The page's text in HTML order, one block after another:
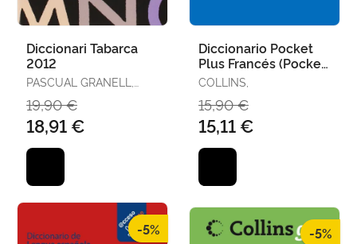
Diccionari Tabarca
2012
PASCUAL GRANELL,
19,90 €
18,91 €
Diccionario Pocket
Plus Francés (Pocket
Plus)
COLLINS,
15,90 €
15,11 €
-5% -5%